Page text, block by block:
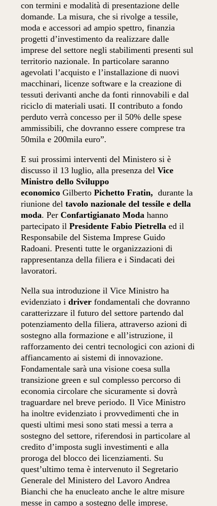
con termini e modalità di presentazione delle
domande. La misura, che si rivolge a tessile,
moda e accessori ad ampio spettro, finanzia
progetti d’investimento da realizzare dalle
imprese del settore negli stabilimenti presenti sul
territorio nazionale. In particolare saranno
agevolati l’acquisto e l’installazione di nuovi
macchinari, licenze software e la creazione di
tessuti derivanti anche da fonti rinnovabili e dal
riciclo di materiali usati. II contributo a fondo
perduto verrà concesso per il 50% delle spese
ammissibili, che dovranno essere comprese tra
50mila e 200mila euro”.
E sui prossimi interventi del Ministero si è
discusso il 13 luglio, alla presenza delVice
Ministro dello Sviluppo
economico GilbertoPichetto Fratin,durante la
riunione deltavolo nazionale del tessile e della
moda. Per Confartigianato Moda hanno
partecipato ilPresidente Fabio Pietrella ed il
Responsabile del Sistema Imprese Guido
Radoani. Presenti tutte le organizzazioni di
rappresentanza della filiera e i Sindacati dei
lavoratori.
Nella sua introduzione il Vice Ministro ha
evidenziato idriver fondamentali che dovranno
caratterizzare il futuro del settore partendo dal
potenziamento della filiera, attraverso azioni di
sostegno alla formazione e all’istruzione, il
rafforzamento dei centri tecnologici con azioni di
affiancamento ai sistemi di innovazione.
Fondamentale sarà una visione coesa sulla
transizione green e sul complesso percorso di
economia circolare che sicuramente si dovrà
traguardare nel breve periodo. Il Vice Ministro
ha inoltre evidenziato i provvedimenti che in
questi ultimi mesi sono stati messi a terra a
sostegno del settore, riferendosi in particolare al
credito d’imposta sugli investimenti e alla
proroga del blocco dei licenziamenti. Su
quest’ultimo tema è intervenuto il Segretario
Generale del Ministero del Lavoro Andrea
Bianchi che ha enucleato anche le altre misure
messe in campo a sostegno delle imprese.